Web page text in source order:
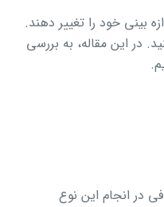
بینی خود را تغییر دهند.
در این مقاله، به بررسی
در انجام این نوع